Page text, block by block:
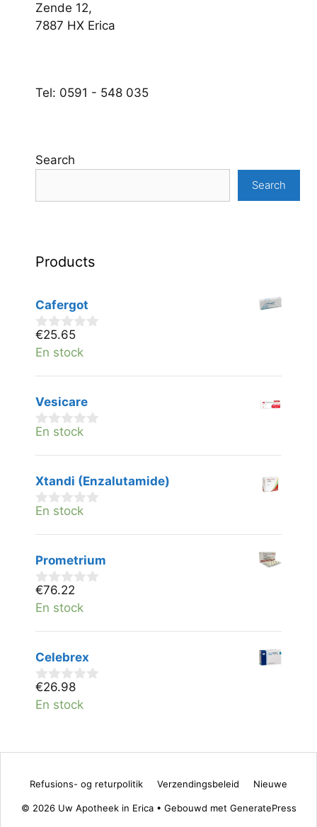
Zende 12,
7887 HX Erica
Tel: 0591 - 548 035
Search
Search
Products
Cafergot
0
v
n
€25.65
En stock
Vesicare
0
a
5
En stock
Xtandi (Enzalutamide)
0
a
5
En stock
Prometrium
0
v
n
€76.22
En stock
Celebrex
0
v
€26.98
En stock
Refusions- og returpolitik Verzendingsbeleid Nieuwe
© 2026 Uw Apotheek in Erica• Gebouwd met GeneratePress